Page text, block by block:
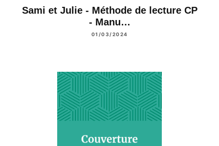
Sami et Julie - Méthode de lecture CP
- Manu…
01/03/2024